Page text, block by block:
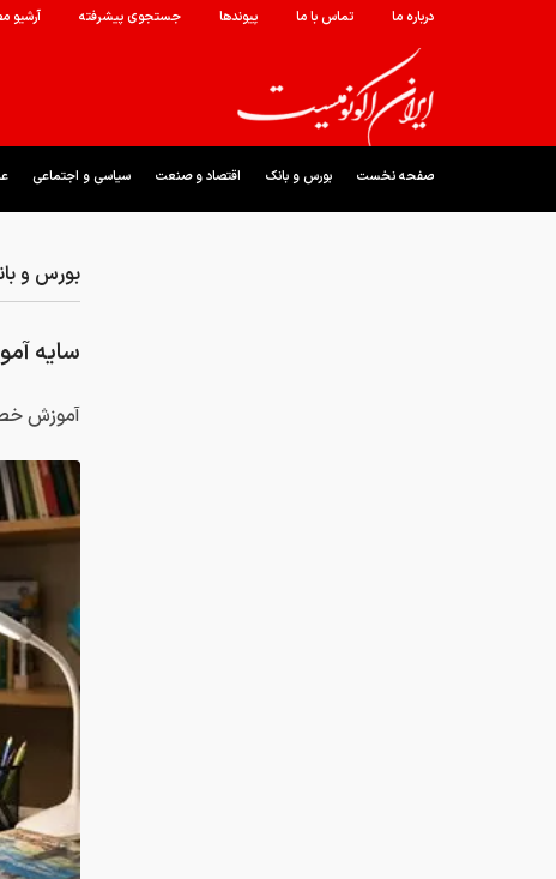
درباره ما تماس با ما پیوندها جستجوی پیشرفته آرشیو
صفحه نخست بورس و بانک اقتصاد و صنعت سیاسی و اجتماعی
بورس و
سایه
آموزش